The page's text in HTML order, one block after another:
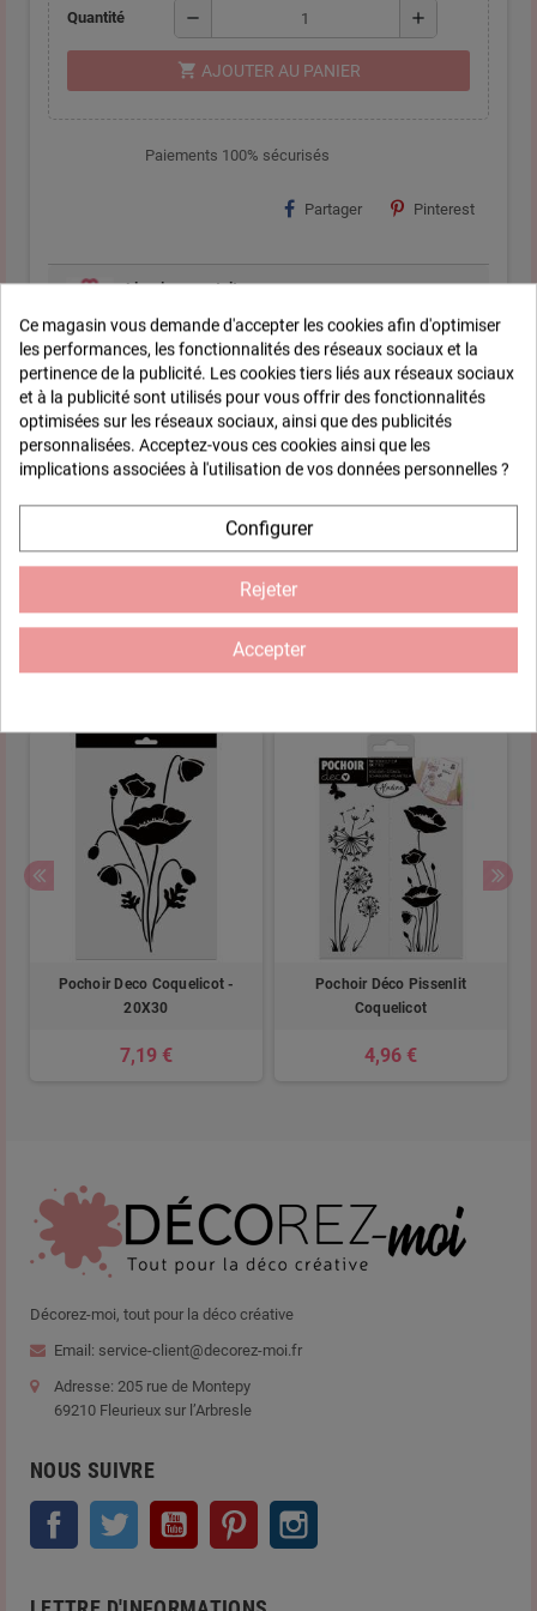
Quantité remove add
shopping_cart AJOUTER AU PANIER
Paiements 100% sécurisés
Partager Pinterest
Livraison gratuite
Satisfait ou remboursé
14 jours pour changer d'avis
Description
Pochoir de 30*30 cm avec 4 émojis Smiley. Sourire, cœur,
étoiles, clin d'œil, retrouvez ici vos emojis préférés et partagez
les lors d'une création DIY à réaliser en famille ou entre amis.
Pochoir Deco Coquelicot -
20X30
7,19 €
Pochoir Déco Pissenlit
Coquelicot
4,96 €
Décorez-moi, tout pour la déco créative
Email: service-client@decorez-moi.fr
Adresse: 205 rue de Montepy
69210 Fleurieux sur l’Arbresle
NOUS SUIVRE
Facebook Twitter YouTube Pinterest
Ce magasin vous demande d'accepter les cookies afin d'optimiser
les performances, les fonctionnalités des réseaux sociaux et la
pertinence de la publicité. Les cookies tiers liés aux réseaux sociaux
et à la publicité sont utilisés pour vous offrir des fonctionnalités
optimisées sur les réseaux sociaux, ainsi que des publicités
personnalisées. Acceptez-vous ces cookies ainsi que les
implications associées à l'utilisation de vos données personnelles ?
Configurer
Rejeter
Accepter